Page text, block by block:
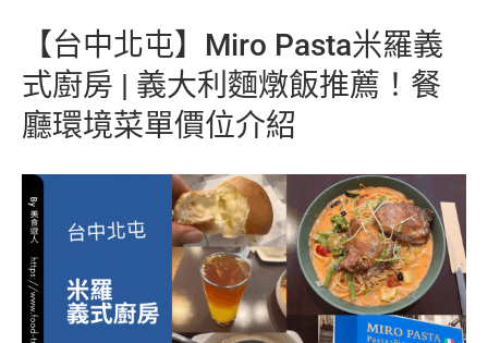
【台中北屯】Miro Pasta米羅義
式廚房 | 義大利麵燉飯推薦！餐
廳環境菜單價位介紹